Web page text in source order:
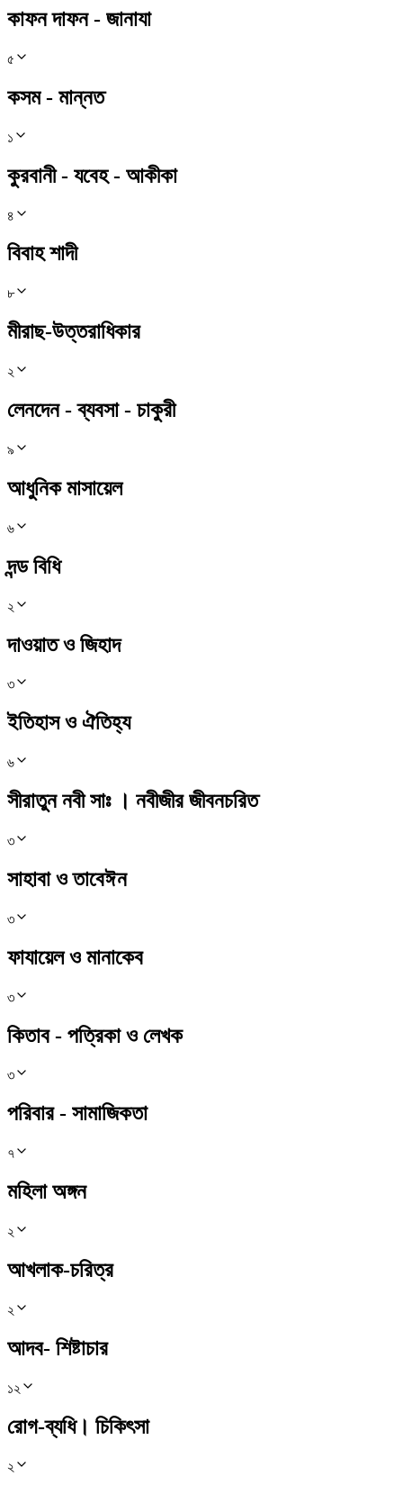
কাফন দাফন - জানাযা
৫
কসম - মান্নত
১
কুরবানী - যবেহ - আকীকা
৪
বিবাহ শাদী
৮
মীরাছ-উত্তরাধিকার
২
লেনদেন - ব্যবসা - চাকুরী
৯
আধুনিক মাসায়েল
৬
দন্ড বিধি
২
দাওয়াত ও জিহাদ
৩
ইতিহাস ও ঐতিহ্য
৬
সীরাতুন নবী সাঃ । নবীজীর জীবনচরিত
৩
সাহাবা ও তাবেঈন
৩
ফাযায়েল ও মানাকেব
৩
কিতাব - পত্রিকা ও লেখক
৩
পরিবার - সামাজিকতা
৭
মহিলা অঙ্গন
২
আখলাক-চরিত্র
২
আদব- শিষ্টাচার
১২
রোগ-ব্যধি। চিকিৎসা
২